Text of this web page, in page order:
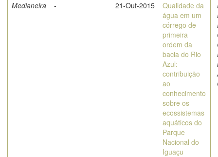
Medianeira - 21-Out-2015
Qualidade da
água em um
córrego de
primeira
ordem da
bacia do Rio
Azul:
contribuição
ao
conhecimento
sobre os
ecossistemas
aquáticos do
Parque
Nacional do
Iguaçu